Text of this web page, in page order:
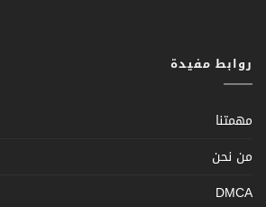
روابط مفيدة
مهمتنا
من نحن
DMCA